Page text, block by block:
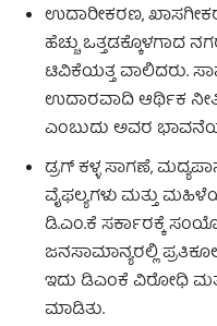
ಉದಾರೀಕರಣ,
ಹೆಚ್ಚು ಒತ್ತಡಕ್ಕೊಳಗಾದ
ಟಿವಿಕೆಯತ್ತ ವಾಲಿದರು.
ಉದಾರವಾದಿ ಆರ್ಥಿಕ
ಎಂಬುದು ಅವರ
ಡ್ರಗ್ ಕಳ್ಳ ಸಾಗಣೆ,
ವೈಫಲ್ಯಗಳು ಮತ್ತು
ಡಿ.ಎಂ.ಕೆ ಸರ್ಕಾರಕ್ಕೆ
ಜನಸಾಮಾನ್ಯರಲ್ಲಿ
ಇದು ಡಿಎಂಕೆ ವಿರೋಧಿ
ಮಾಡಿತು.